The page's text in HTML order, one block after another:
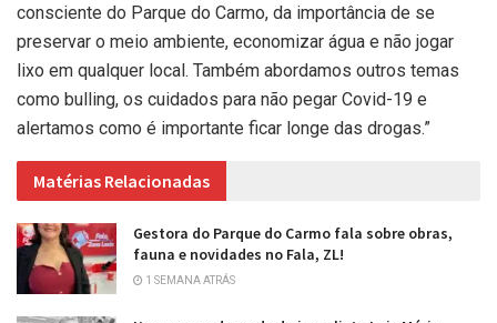
consciente do Parque do Carmo, da importância de se
preservar o meio ambiente, economizar água e não jogar
lixo em qualquer local. Também abordamos outros temas
como bulling, os cuidados para não pegar Covid-19 e
alertamos como é importante ficar longe das drogas.”
Matérias Relacionadas
Gestora do Parque do Carmo fala sobre obras,
fauna e novidades no Fala, ZL!
1 SEMANA ATRÁS